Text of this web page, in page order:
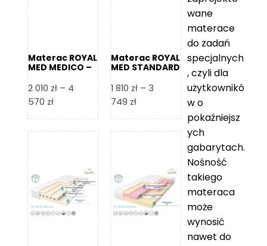
Materac ROYAL
MED MEDICO –
2 010 zł – 4
570 złZakres
od
4
570 zł
Materac ROYAL
MED STANDARD
1 810 zł – 3
749 złZakres
od
3
749 zł
wane
materace
do zadań
specjalnych
, czyli dla
użytkownikó
w o
pokaźniejsz
ych
gabarytach.
Nośność
takiego
materaca
może
wynosić
nawet do